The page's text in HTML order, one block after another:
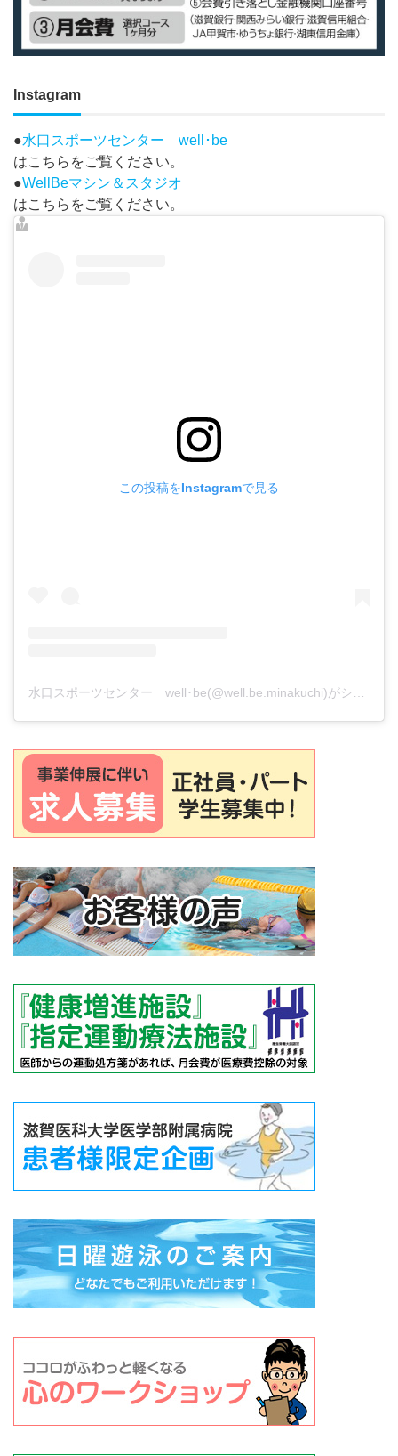
Instagram
●水口スポーツセンター well･be
はこちらをご覧ください。
●WellBeマシン＆スタジオ
はこちらをご覧ください。
この投稿をInstagramで見る
水口スポーツセンター well･be(@well.be.minakuchi)がシェアした投稿